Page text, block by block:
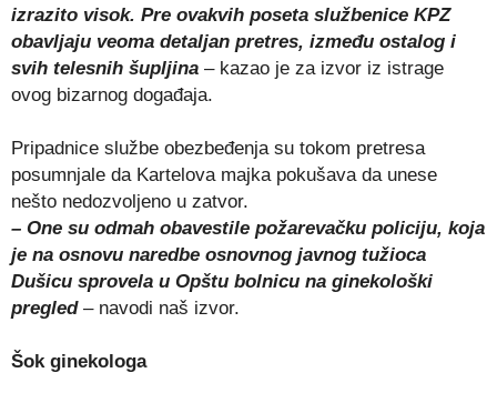
izrazito visok. Pre ovakvih poseta službenice KPZ
obavljaju veoma detaljan pretres, između ostalog i
svih telesnih šupljina – kazao je za izvor iz istrage
ovog bizarnog događaja.
Pripadnice službe obezbeđenja su tokom pretresa
posumnjale da Kartelova majka pokušava da unese
nešto nedozvoljeno u zatvor.
– One su odmah obavestile požarevačku policiju, koja
je na osnovu naredbe osnovnog javnog tužioca
Dušicu sprovela u Opštu bolnicu na ginekološki
pregled– navodi naš izvor.
Šok ginekologa